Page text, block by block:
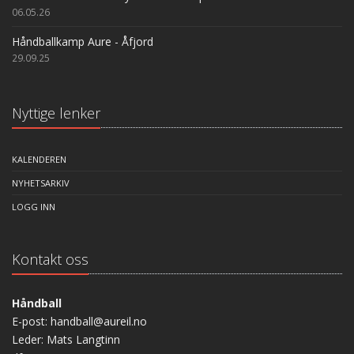
06.05.26
Håndballkamp Aure - Åfjord
29.09.25
Nyttige lenker
KALENDEREN
NYHETSARKIV
LOGG INN
Kontakt oss
Håndball
E-post: handball@aureil.no
Leder: Mats Langtinn